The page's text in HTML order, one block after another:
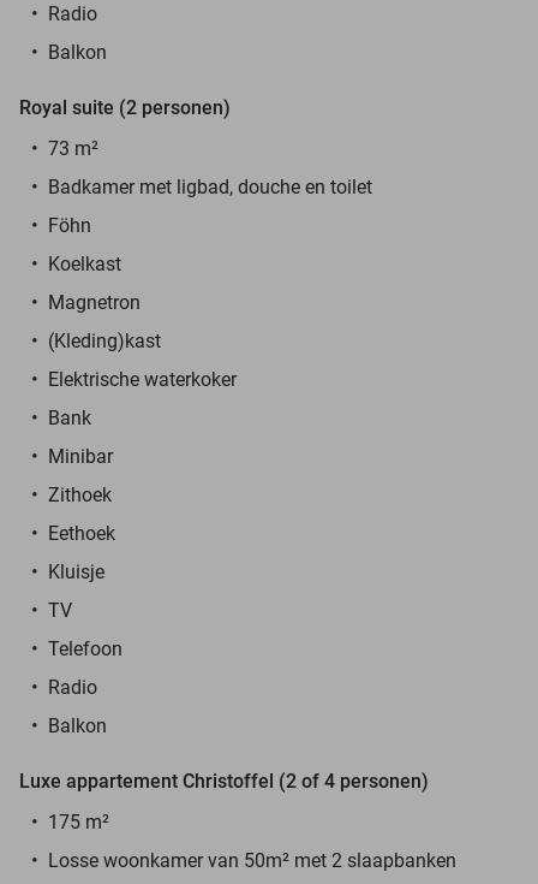
Radio
Balkon
Royal suite (2 personen)
73 m²
Badkamer met ligbad, douche en toilet
Föhn
Koelkast
Magnetron
(Kleding)kast
Elektrische waterkoker
Bank
Minibar
Zithoek
Eethoek
Kluisje
TV
Telefoon
Radio
Balkon
Luxe appartement Christoffel (2 of 4 personen)
175 m²
Losse woonkamer van 50m² met 2 slaapbanken